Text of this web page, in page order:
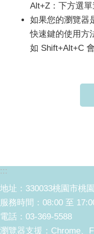
Alt+Z：下方選單
如果您的瀏覽器
快速鍵的使用方
如 Shift+Alt+C
:::
地址：330033桃園市桃
服務時間：08:00 至
電話：03-369-5588
瀏覽器支援：Chrome、